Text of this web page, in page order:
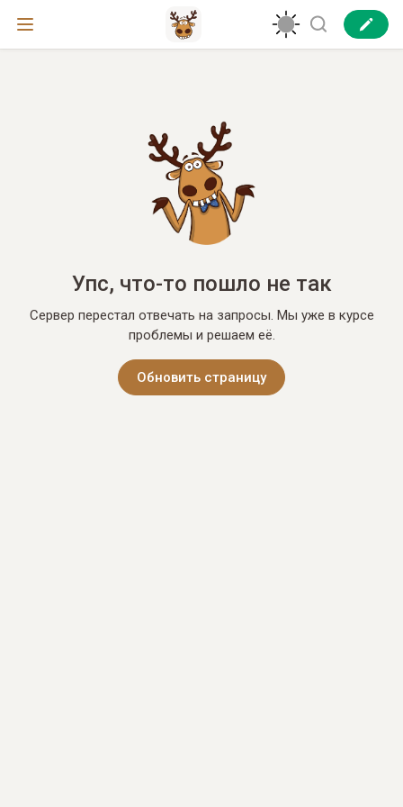
Упс, что-то пошло не так
Сервер перестал отвечать на запросы. Мы уже в курсе
проблемы и решаем её.
Обновить страницу